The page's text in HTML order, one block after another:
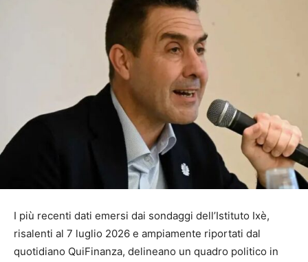
I più recenti dati emersi dai sondaggi dell’Istituto Ixè,
risalenti al 7 luglio 2026 e ampiamente riportati dal
quotidiano QuiFinanza, delineano un quadro politico in